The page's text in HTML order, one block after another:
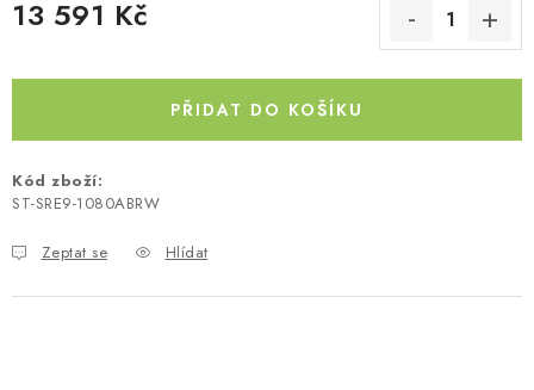
Kontakty O nás
13 591 Kč
PŘIDAT DO KOŠÍKU
Kód zboží:
ST-SRE9-1080ABRW
Zeptat se Hlídat